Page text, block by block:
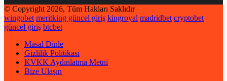
© Copyright 2026, Tüm Hakları Saklıdır
wingobet meritking güncel giriş kingroyal madridbet cryptobet
güncel giriş btcbet
Masal Dinle
Gizlilik Politikası
KVKK Aydınlatma Metni
Bize Ulaşın